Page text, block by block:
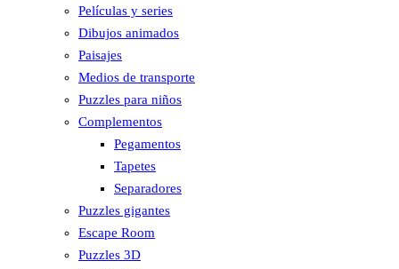
Películas y series
Dibujos animados
Paisajes
Medios de transporte
Puzzles para niños
Complementos
Pegamentos
Tapetes
Separadores
Puzzles gigantes
Escape Room
Puzzles 3D